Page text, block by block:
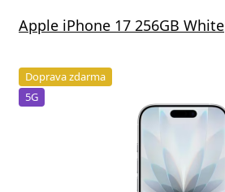
Apple iPhone 17 256GB White
Doprava zdarma
5G